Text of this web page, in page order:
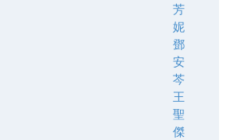
芳
妮
鄧
安
芩
王
聖
傑